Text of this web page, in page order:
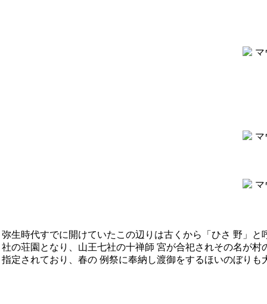
弥生時代すでに開けていたこの辺りは古くから「ひさ 野」
社の荘園となり、山王七社の十禅師 宮が合祀されその名が
指定されており、春の 例祭に奉納し渡御をするほいのぼりも